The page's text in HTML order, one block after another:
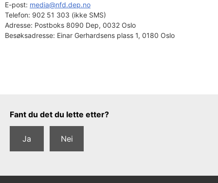
E-post: media@nfd.dep.no
Telefon: 902 51 303 (ikke SMS)
Adresse: Postboks 8090 Dep, 0032 Oslo
Besøksadresse: Einar Gerhardsens plass 1, 0180 Oslo
Tilbakemeldingsskjema
Fant du det du lette etter?
Ja Nei